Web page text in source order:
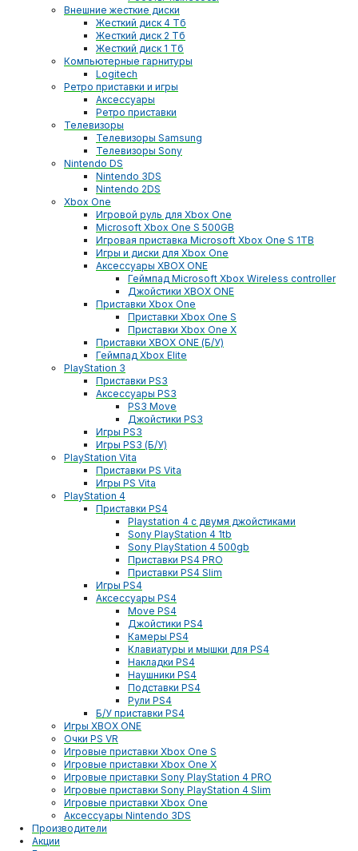
Внешние жесткие диски
Жесткий диск 4 Тб
Жесткий диск 2 Тб
Жесткий диск 1 Тб
Компьютерные гарнитуры
Logitech
Ретро приставки и игры
Аксессуары
Ретро приставки
Телевизоры
Телевизоры Samsung
Телевизоры Sony
Nintendo DS
Nintendo 3DS
Nintendo 2DS
Xbox One
Игровой руль для Xbox One
Microsoft Xbox One S 500GB
Игровая приставка Microsoft Xbox One S 1TB
Игры и диски для Xbox One
Аксессуары XBOX ONE
Геймпад Microsoft Xbox Wireless controller
Джойстики XBOX ONE
Приставки Xbox One
Приставки Xbox One S
Приставки Xbox One X
Приставки XBOX ONE (Б/У)
Геймпад Xbox Elite
PlayStation 3
Приставки PS3
Аксессуары PS3
PS3 Move
Джойстики PS3
Игры PS3
Игры PS3 (Б/У)
PlayStation Vita
Приставки PS Vita
Игры PS Vita
PlayStation 4
Приставки PS4
Playstation 4 с двумя джойстиками
Sony PlayStation 4 1tb
Sony PlayStation 4 500gb
Приставки PS4 PRO
Приставки PS4 Slim
Игры PS4
Аксессуары PS4
Move PS4
Джойстики PS4
Камеры PS4
Клавиатуры и мышки для PS4
Накладки PS4
Наушники PS4
Подставки PS4
Рули PS4
Б/У приставки PS4
Игры XBOX ONE
Очки PS VR
Игровые приставки Xbox One S
Игровые приставки Xbox One X
Игровые приставки Sony PlayStation 4 PRO
Игровые приставки Sony PlayStation 4 Slim
Игровые приставки Xbox One
Аксессуары Nintendo 3DS
Производители
Акции